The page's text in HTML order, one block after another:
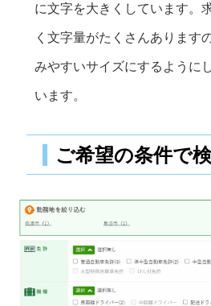
に文字を大きくしています。
く文字量がたくさんあります
みやすいサイズにするように
います。
ご希望の条件で